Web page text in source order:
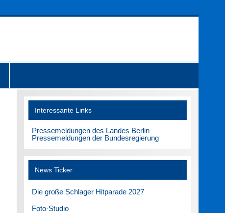
Interessante Links
Pressemeldungen des Landes Berlin
Pressemeldungen der Bundesregierung
News Ticker
Die große Schlager Hitparade 2027
Foto-Studio